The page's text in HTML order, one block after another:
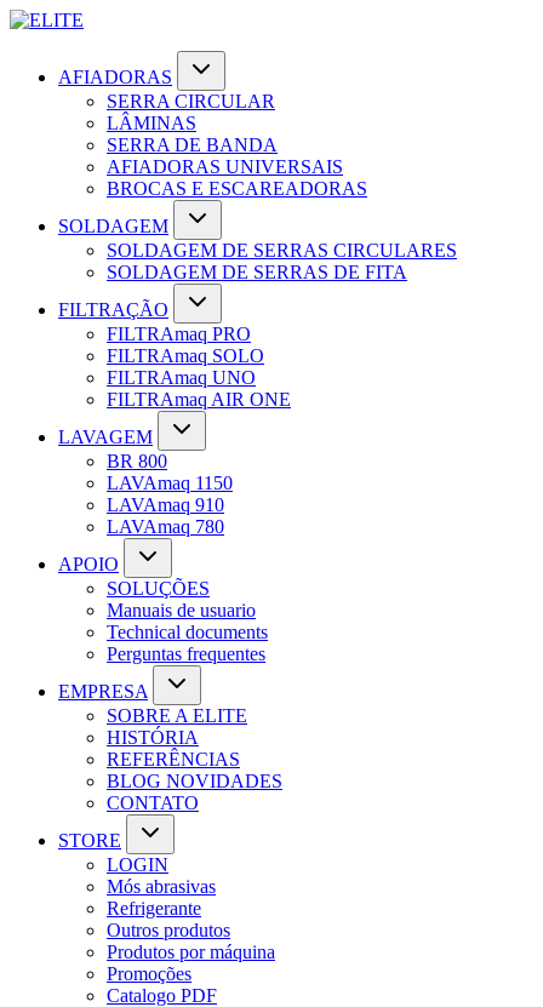
AFIADORAS
SERRA CIRCULAR
LÂMINAS
SERRA DE BANDA
AFIADORAS UNIVERSAIS
BROCAS E ESCAREADORAS
SOLDAGEM
SOLDAGEM DE SERRAS CIRCULARES
SOLDAGEM DE SERRAS DE FITA
FILTRAÇÃO
FILTRAmaq PRO
FILTRAmaq SOLO
FILTRAmaq UNO
FILTRAmaq AIR ONE
LAVAGEM
BR 800
LAVAmaq 1150
LAVAmaq 910
LAVAmaq 780
APOIO
SOLUÇÕES
Manuais de usuario
Technical documents
Perguntas frequentes
EMPRESA
SOBRE A ELITE
HISTÓRIA
REFERÊNCIAS
BLOG NOVIDADES
CONTATO
STORE
LOGIN
Mós abrasivas
Refrigerante
Outros produtos
Produtos por máquina
Promoções
Catalogo PDF